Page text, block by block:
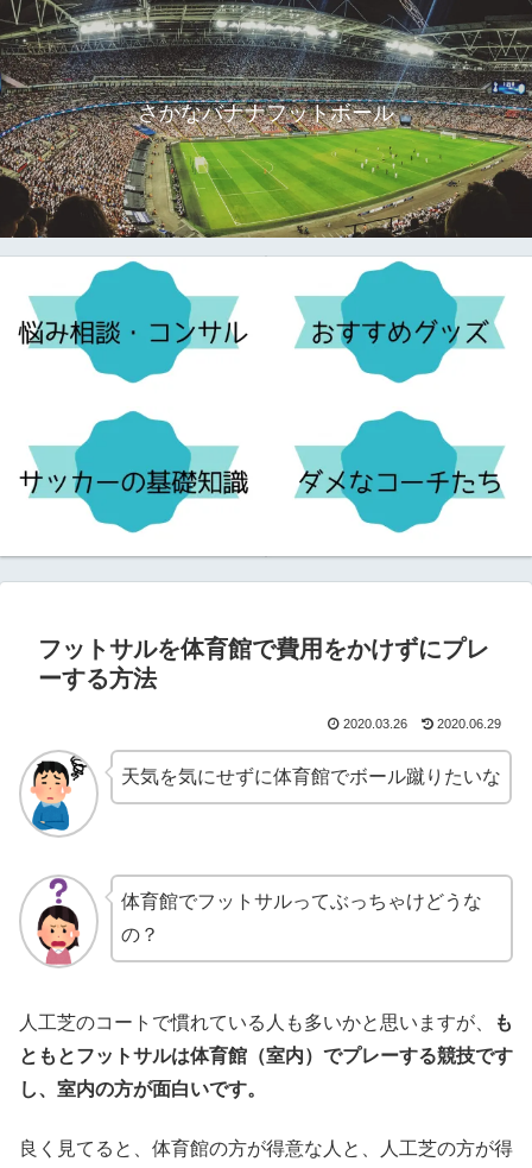
さかなバナナフットボール
フットサルを体育館で費用をかけずにプレ
ーする方法
2020.03.26 2020.06.29
天気を気にせずに体育館でボール蹴りたいな
体育館でフットサルってぶっちゃけどうな
の？
人工芝のコートで慣れている人も多いかと思いますが、
も
ともとフットサルは体育館（室内）でプレーする競技です
し、室内の方が面白いです。
良く見てると、体育館の方が得意な人と、人工芝の方が得